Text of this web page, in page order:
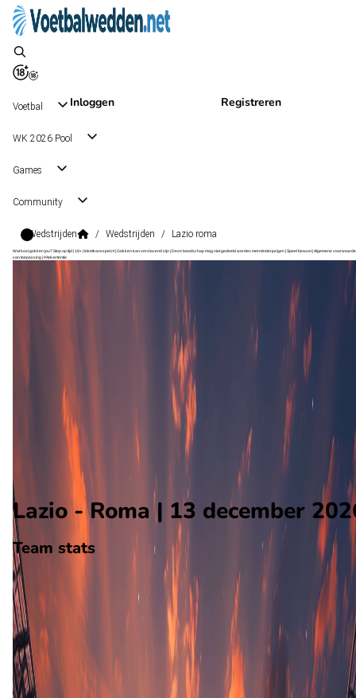
Inloggen Registreren
Voetbal
WK 2026 Pool
Games
Community
Wedstrijden / Wedstrijden / Lazio roma
Wat kost gokken jou? Stop op tijd | 18+ | loketkansspel.nl | Gokken kan verslavend zijn | Deze boodschap mag niet gedeeld worden met minderjarigen | Speel bewust | Algemene
van toepassing | #Advertentie
Serie A
Alle wedstrijden
Voorbeschouwing
Lazio - Roma | 13 december
Team stats
Lazio
Lazio
-
Roma
Roma
0aantal goals
0gewonnen